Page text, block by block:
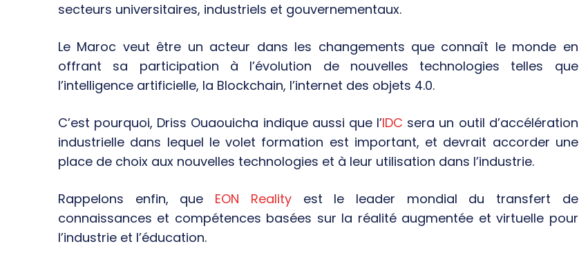
secteurs universitaires, industriels et gouvernementaux.
Le Maroc veut être un acteur dans les changements que connaît le monde en
offrant sa participation à l’évolution de nouvelles technologies telles que
l’intelligence artificielle, la Blockchain, l’internet des objets 4.0.
C’est pourquoi, Driss Ouaouicha indique aussi que l’IDC sera un outil d’accélération
industrielle dans lequel le volet formation est important, et devrait accorder une
place de choix aux nouvelles technologies et à leur utilisation dans l’industrie.
Rappelons enfin, que EON Realityest le leader mondial du transfert de
connaissances et compétences basées sur la réalité augmentée et virtuelle pour
l’industrie et l’éducation.